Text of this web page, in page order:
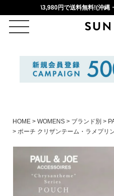
\3,980円で送料無料!(沖縄
ログイン
絞りこみ検索
HOME WOMENS ブランド別
ポーチ クリザンテーム・ラメプリ